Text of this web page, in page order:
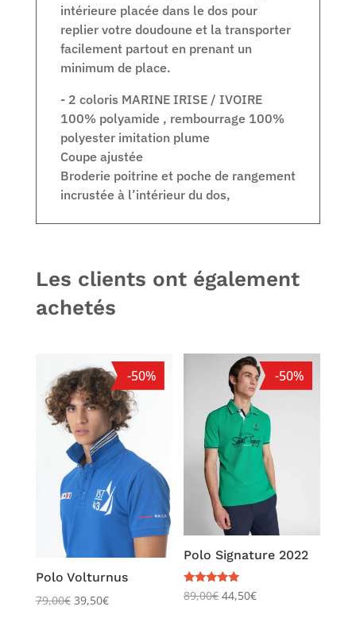
intérieure placée dans le dos pour
replier votre doudoune et la transporter
facilement partout en prenant un
minimum de place.
- 2 coloris MARINE IRISE / IVOIRE
100% polyamide , rembourrage 100%
polyester imitation plume
Coupe ajustée
Broderie poitrine et poche de rangement
incrustée à l’intérieur du dos,
Les clients ont également
achetés
-50%
Polo Volturnus
79,00€ 39,50€
-50%
Polo Signature 2022
Note
5.00
89,00€ 44,50€